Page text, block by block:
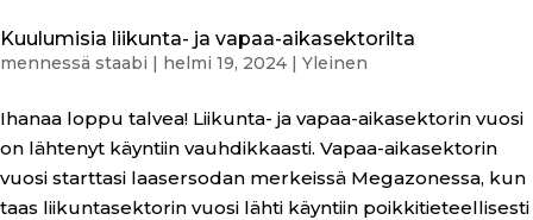
Kuulumisia liikunta- ja vapaa-aikasektorilta
mennessä staabi | helmi 19, 2024 | Yleinen
Ihanaa loppu talvea! Liikunta- ja vapaa-aikasektorin vuosi
on lähtenyt käyntiin vauhdikkaasti. Vapaa-aikasektorin
vuosi starttasi laasersodan merkeissä Megazonessa, kun
taas liikuntasektorin vuosi lähti käyntiin poikkitieteellisesti